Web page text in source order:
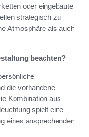
oder eingebaute
strategisch zu
Atmosphäre als auch
beachten?
die vorhandene
Kombination aus
spielt eine
eines ansprechenden